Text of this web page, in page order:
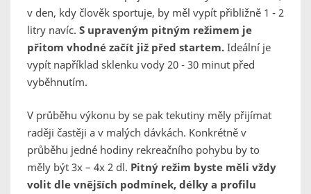
v den, kdy člověk sportuje, by měl vypít přibližně 1 - 2
litry navíc. S upraveným pitným režimem je
přitom vhodné začít již před startem. Ideální je
vypít například sklenku vody 20 - 30 minut před
vyběhnutím.
V průběhu výkonu by se pak tekutiny měly přijímat
raději častěji a v malých dávkách. Konkrétně v
průběhu jedné hodiny rekreačního pohybu by to
měly být 3x – 4x 2 dl. Pitný režim byste měli vždy
volit dle vnějších podmínek, délky a profilu